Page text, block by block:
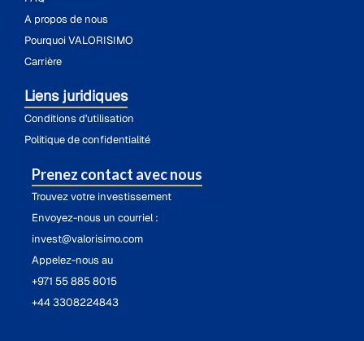
A propos de nous
Pourquoi VALORISIMO
Carrière
Liens juridiques
Conditions d'utilisation
Politique de confidentialité
Prenez contact avec nous
Trouvez votre investissement
Envoyez-nous un courriel :
invest@valorisimo.com
Appelez-nous au
+971 55 885 8015
+44 3308224843